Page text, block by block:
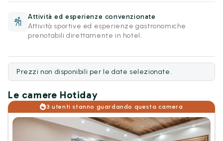
Attività ed esperienze convenzionate
Attività sportive ed esperienze gastronomiche
prenotabili direttamente in hotel.
Prezzi non disponibili per le date selezionate.
Le camere Hotiday
3 utenti stanno guardando questa camera